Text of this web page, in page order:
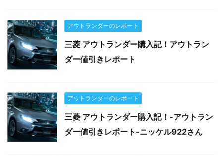
アウトランダーのレポート
三菱 アウトランダー購入記！アウトラン
ダー値引きレポート
アウトランダーのレポート
三菱 アウトランダー購入記！-アウトラン
ダー値引きレポート-ニッケル922さん